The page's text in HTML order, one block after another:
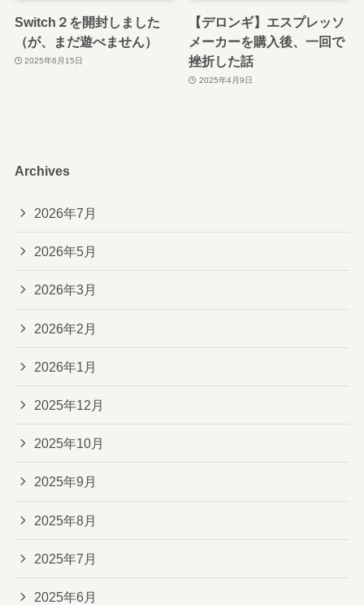
Switch２を開封しました
（が、まだ遊べません）
2025年6月15日
【デロンギ】エスプレッソ
メーカーを購入後、一回で
挫折した話
2025年4月9日
Archives
2026年7月
2026年5月
2026年3月
2026年2月
2026年1月
2025年12月
2025年10月
2025年9月
2025年8月
2025年7月
2025年6月